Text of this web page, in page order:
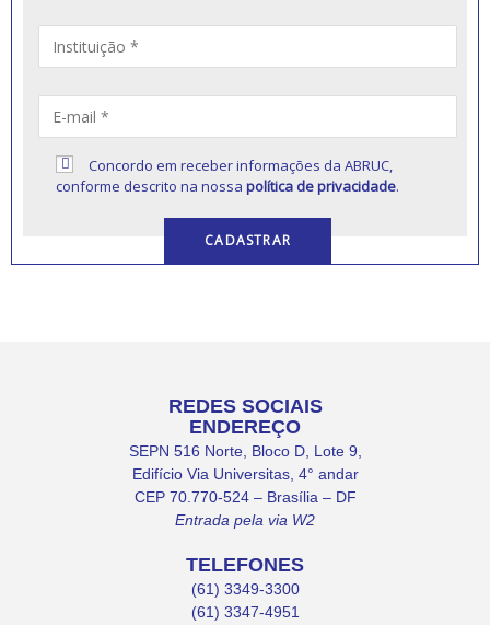
Concordo em receber informações da ABRUC,
conforme descrito na nossapolítica de privacidade.
REDES SOCIAIS
ENDEREÇO
SEPN 516 Norte, Bloco D, Lote 9,
Edifício Via Universitas, 4° andar
CEP 70.770-524 – Brasília – DF
Entrada pela via W2
TELEFONES
(61) 3349-3300
(61) 3347-4951